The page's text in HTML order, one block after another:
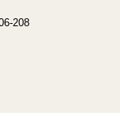
208